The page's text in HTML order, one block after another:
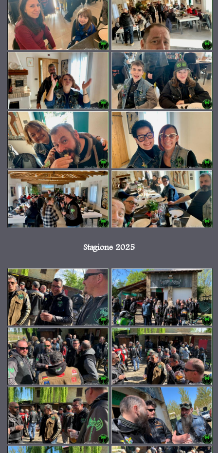
Stagione 2025